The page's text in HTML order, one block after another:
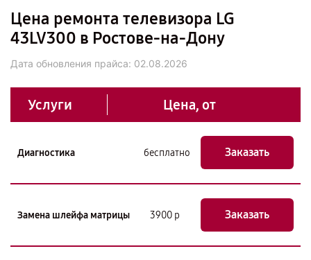
Цена ремонта телевизора LG
43LV300 в Ростове-на-Дону
Дата обновления прайса: 02.08.2026
Услуги Цена, от
Диагностика бесплатно Заказать
Замена шлейфа матрицы 3900 р Заказать